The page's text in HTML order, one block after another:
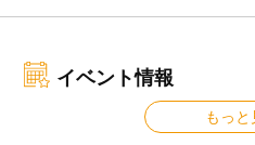
イベント情報
もっと